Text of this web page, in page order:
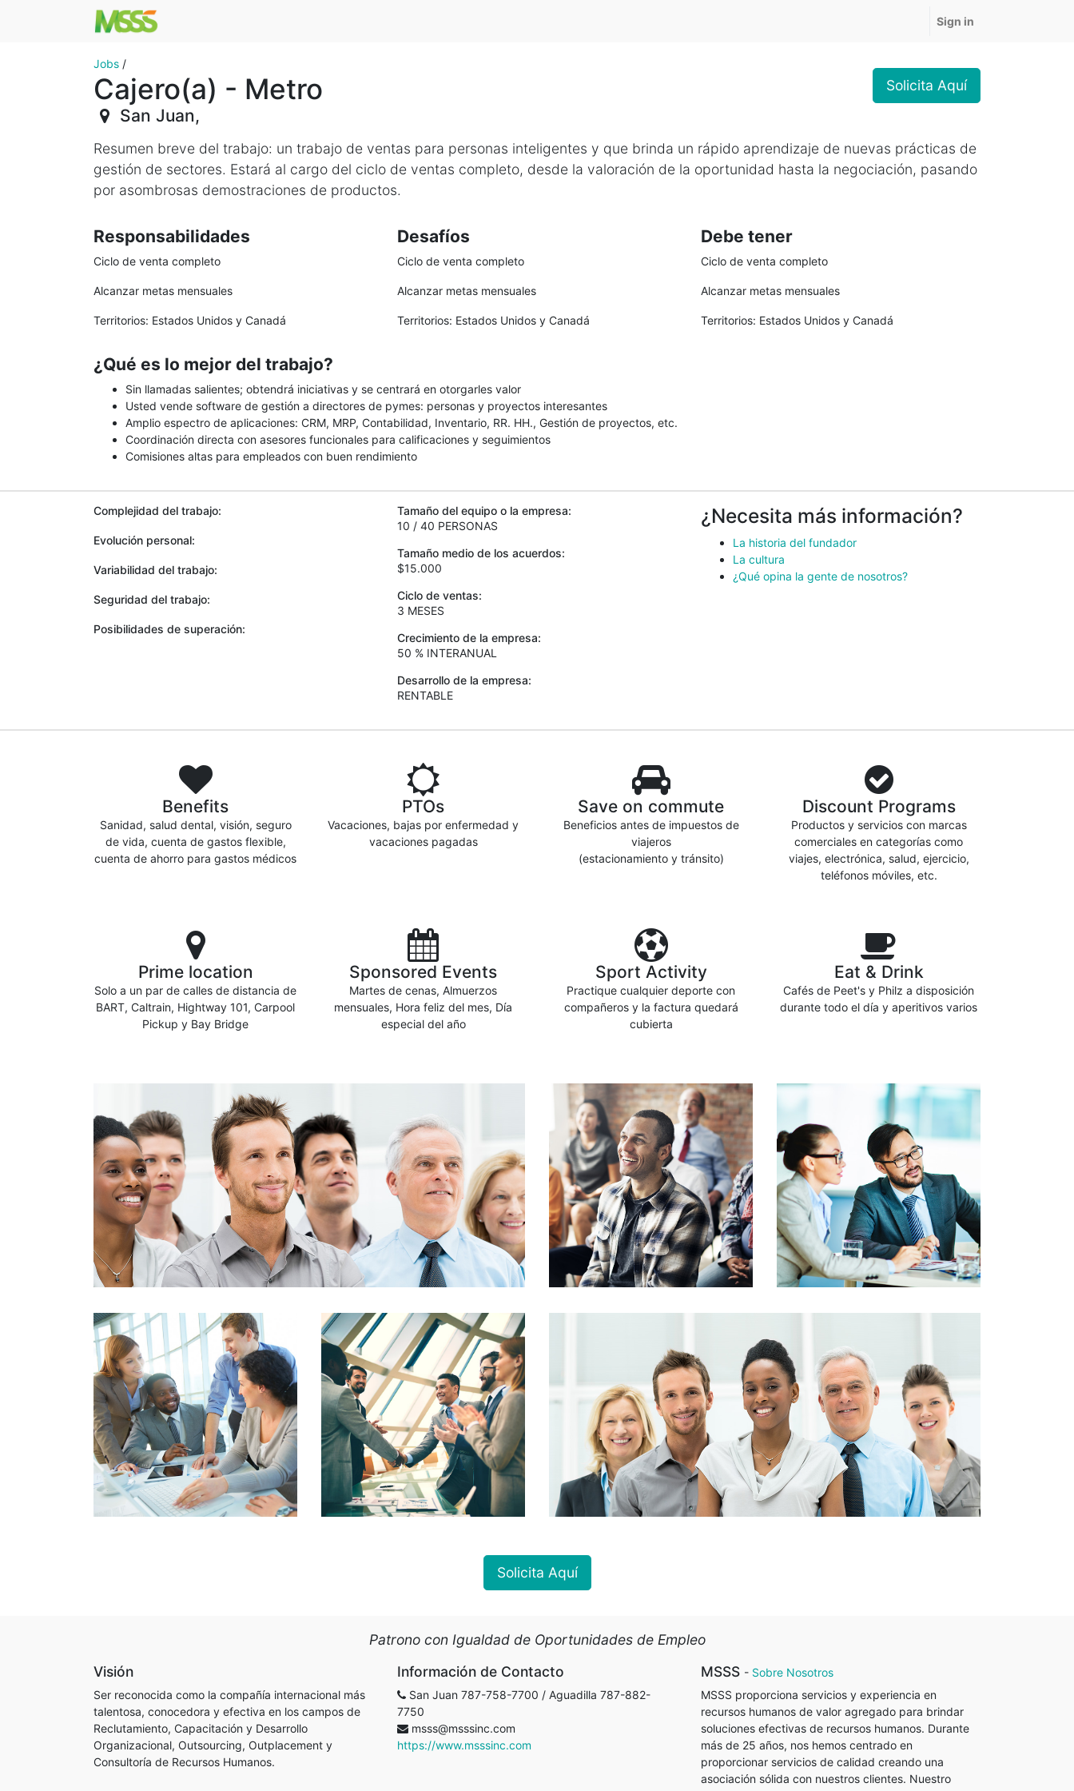
Sign in
Solicita Aquí
Jobs /
Cajero(a) - Metro
San Juan,
Resumen breve del trabajo: un trabajo de ventas para personas inteligentes y que brinda un rápido aprendizaje de nuevas prácticas de
gestión de sectores. Estará al cargo del ciclo de ventas completo, desde la valoración de la oportunidad hasta la negociación, pasando
por asombrosas demostraciones de productos.
Responsabilidades
Ciclo de venta completo
Alcanzar metas mensuales
Territorios: Estados Unidos y Canadá
Desafíos
Ciclo de venta completo
Alcanzar metas mensuales
Territorios: Estados Unidos y Canadá
Debe tener
Ciclo de venta completo
Alcanzar metas mensuales
Territorios: Estados Unidos y Canadá
¿Qué es lo mejor del trabajo?
Sin llamadas salientes; obtendrá iniciativas y se centrará en otorgarles valor
Usted vende software de gestión a directores de pymes: personas y proyectos interesantes
Amplio espectro de aplicaciones: CRM, MRP, Contabilidad, Inventario, RR. HH., Gestión de proyectos, etc.
Coordinación directa con asesores funcionales para calificaciones y seguimientos
Comisiones altas para empleados con buen rendimiento
Complejidad del trabajo:
Evolución personal:
Variabilidad del trabajo:
Seguridad del trabajo:
Posibilidades de superación:
Tamaño del equipo o la empresa:
10 / 40 PERSONAS
Tamaño medio de los acuerdos:
$15.000
Ciclo de ventas:
3 MESES
Crecimiento de la empresa:
50 % INTERANUAL
Desarrollo de la empresa:
RENTABLE
¿Necesita más información?
La historia del fundador
La cultura
¿Qué opina la gente de nosotros?
Benefits
Sanidad, salud dental, visión, seguro
de vida, cuenta de gastos flexible,
cuenta de ahorro para gastos médicos
PTOs
Vacaciones, bajas por enfermedad y
vacaciones pagadas
Save on commute
Beneficios antes de impuestos de
viajeros
(estacionamiento y tránsito)
Discount Programs
Productos y servicios con marcas
comerciales en categorías como
viajes, electrónica, salud, ejercicio,
teléfonos móviles, etc.
Prime location
Solo a un par de calles de distancia de
BART, Caltrain, Hightway 101, Carpool
Pickup y Bay Bridge
Sponsored Events
Martes de cenas, Almuerzos
mensuales, Hora feliz del mes, Día
especial del año
Sport Activity
Practique cualquier deporte con
compañeros y la factura quedará
cubierta
Eat & Drink
Cafés de Peet's y Philz a disposición
durante todo el día y aperitivos varios
Solicita Aquí
Patrono con Igualdad de Oportunidades de Empleo
Visión
Ser reconocida como la compañía internacional más
talentosa, conocedora y efectiva en los campos de
Reclutamiento, Capacitación y Desarrollo
Organizacional, Outsourcing, Outplacement y
Consultoría de Recursos Humanos.
Información de Contacto
San Juan 787-758-7700 / Aguadilla 787-882-
7750
msss@msssinc.com
https://www.msssinc.com
MSSS - Sobre Nosotros
MSSS proporciona servicios y experiencia en
recursos humanos de valor agregado para brindar
soluciones efectivas de recursos humanos. Durante
más de 25 años, nos hemos centrado en
proporcionar servicios de calidad creando una
asociación sólida con nuestros clientes. Nuestro